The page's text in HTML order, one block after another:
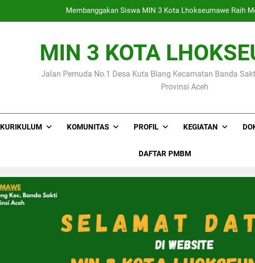
Membanggakan Siswa MIN 3 Kota Lhokseumawe Raih
Empat Siswa MIN 3 Kota
Kegiatan Supervisi Tenaga Kependidikan Tahap I
MIN 3 KOTA
Jalan Pemuda No.1 Desa Kuta Blang Kecamatan Banda
Provinsi Aceh
KURIKULUM KOMUNITAS PROFIL KEGIATAN
DAFTAR PMBM